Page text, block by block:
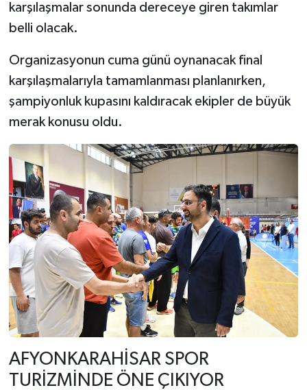
karşılaşmalar sonunda dereceye giren takımlar
belli olacak.
Organizasyonun cuma günü oynanacak final
karşılaşmalarıyla tamamlanması planlanırken,
şampiyonluk kupasını kaldıracak ekipler de büyük
merak konusu oldu.
AFYONKARAHİSAR SPOR
TURİZMİNDE ÖNE ÇIKIYOR